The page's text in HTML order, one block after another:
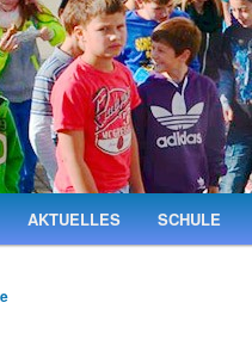
AKTUELLES SCHULE